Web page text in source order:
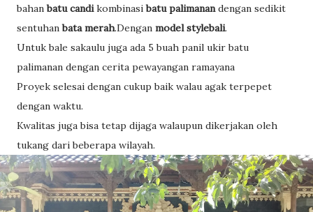
bahanbatu candikombinasibatu palimanandengan sedikit
sentuhanbata merah.Dengan model stylebali.
Untuk bale sakaulu juga ada 5 buah panil ukir batu
palimanan dengan cerita pewayangan ramayana
Proyek selesai dengan cukup baik walau agak terpepet
dengan waktu.
Kwalitas juga bisa tetap dijaga walaupun dikerjakan oleh
tukang dari beberapa wilayah.